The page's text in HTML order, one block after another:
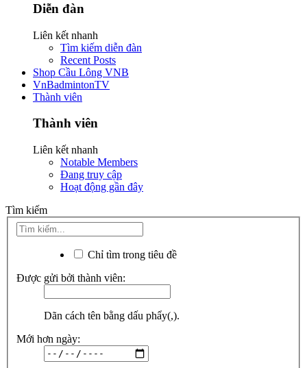
Diễn đàn
Liên kết nhanh
Tìm kiếm diễn đàn
Recent Posts
Shop Cầu Lông VNB
VnBadmintonTV
Thành viên
Thành viên
Liên kết nhanh
Notable Members
Đang truy cập
Hoạt động gần đây
Tìm kiếm
Chỉ tìm trong tiêu đề
Được gửi bởi thành viên:
Dãn cách tên bằng dấu phẩy(,).
Mới hơn ngày: